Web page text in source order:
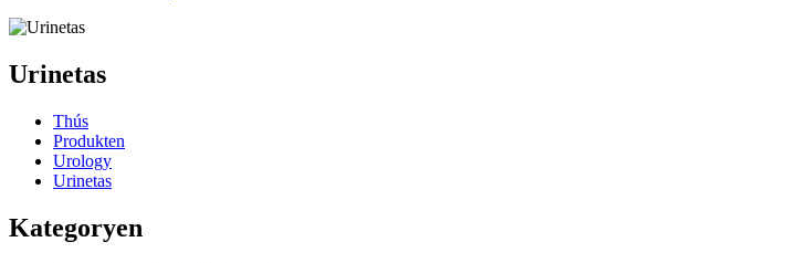
Urinetas
Thús
Produkten
Urology
Urinetas
Kategoryen